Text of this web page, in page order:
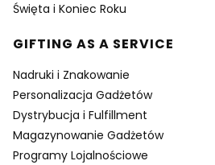
Święta i Koniec Roku
GIFTING AS A SERVICE
Nadruki i Znakowanie
Personalizacja Gadżetów
Dystrybucja i Fulfillment
Magazynowanie Gadżetów
Programy Lojalnościowe